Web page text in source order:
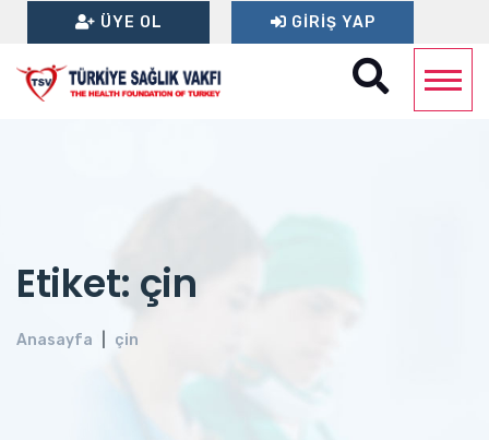
ÜYE OL GIRIŞ YAP
Etiket: çin
Anasayfa çin